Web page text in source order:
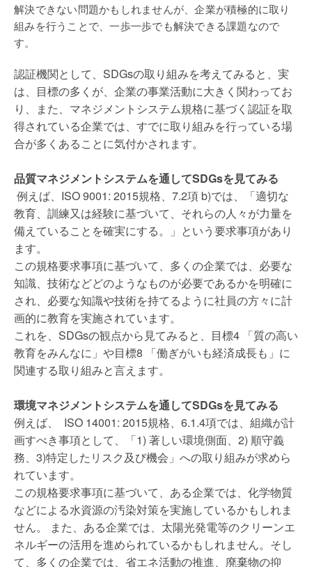
解決できない問題かもしれませんが、企業が積極的に取り
組みを行うことで、一歩一歩でも解決できる課題なので
す。
認証機関として、SDGsの取り組みを考えてみると、実
は、目標の多くが、企業の事業活動に大きく関わってお
り、また、マネジメントシステム規格に基づく認証を取
得されている企業では、すでに取り組みを行っている場
合が多くあることに気付かされます。
品質マネジメントシステムを通してSDGsを見てみる
例えば、ISO 9001: 2015規格、7.2項 b)では、「適切な
教育、訓練又は経験に基づいて、それらの人々が力量を
備えていることを確実にする。」という要求事項があり
ます。
この規格要求事項に基づいて、多くの企業では、必要な
知識、技術などどのようなものが必要であるかを明確に
され、必要な知識や技術を持てるように社員の方々に計
画的に教育を実施されています。
これを、SDGsの観点から見てみると、目標4 「質の高い
教育をみんなに」や目標8 「働ぎがいも経済成長も」に
関連する取り組みと言えます。
環境マネジメントシステムを通してSDGsを見てみる
例えば、
ISO 14001: 2015規格、6.1.4項では、組織が計
画すべき事項として、「1) 著しい環境側面、2) 順守義
務、3)特定したリスク及び機会」への取り組みが求めら
れています。
この規格要求事項に基づいて、ある企業では、化学物質
などによる水資源の汚染対策を実施しているかもしれま
せん。 また、ある企業では、太陽光発電等のクリーンエ
ネルギーの活用を進められているかもしれません。そし
て、多くの企業では、省エネ活動の推進、廃棄物の抑